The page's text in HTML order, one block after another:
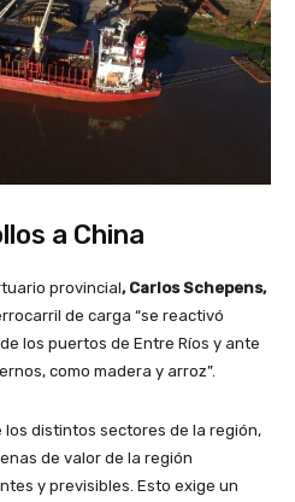
a China
provincial, Carlos Schepens,
de carga “se reactivó
los puertos de Entre Ríos y ante
como madera y arroz”.
distintos sectores de la región,
de valor de la región
y previsibles. Esto exige un